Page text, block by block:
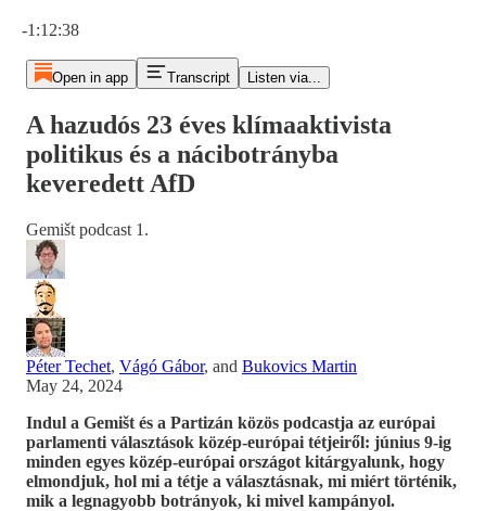
-1:12:38
Open in app Transcript Listen via...
A hazudós 23 éves klímaaktivista
politikus és a nácibotrányba
keveredett AfD
Gemišt podcast 1.
Péter Techet, Vágó Gábor, and Bukovics Martin
May 24, 2024
Indul a Gemišt és a Partizán közös podcastja az európai
parlamenti választások közép-európai tétjeiről: június 9-ig
minden egyes közép-európai országot kitárgyalunk, hogy
elmondjuk, hol mi a tétje a választásnak, mi miért történik,
mik a legnagyobb botrányok, ki mivel kampányol.